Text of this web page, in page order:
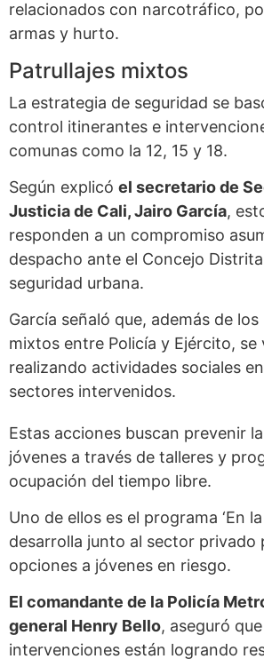
relacionados con narcotráfico,
armas y hurto.
Patrullajes mixtos
La estrategia de seguridad se
control itinerantes e
comunas como la 12, 15 y 18.
Según explicó el secretario de
Justicia de Cali, Jairo García,
responden a un compromiso
despacho ante el Concejo
seguridad urbana.
García señaló que, además de
mixtos entre Policía y Ejército, se
realizando actividades sociales
sectores intervenidos.
Estas acciones buscan prevenir
jóvenes a través de talleres y
ocupación del tiempo libre.
Uno de ellos es el programa ‘En la
desarrolla junto al sector privado
opciones a jóvenes en riesgo.
El comandante de la Policía
general Henry Bello, aseguró
intervenciones están logrando